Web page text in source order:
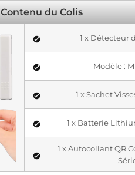
Contenu du Colis
1 x Détecteur
Modèle :
1 x Sachet
1 x Batterie
1 x Autocollant QR